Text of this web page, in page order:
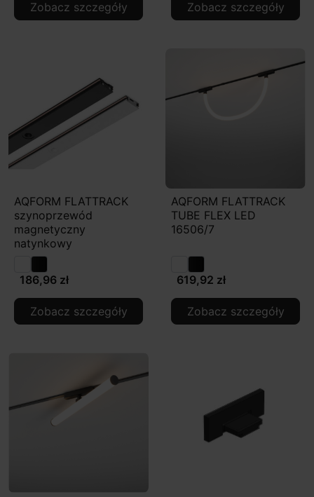
Zobacz szczegóły Zobacz szczegóły
AQFORM FLATTRACK
szynoprzewód
magnetyczny
natynkowy
186,96 zł
Zobacz szczegóły
AQFORM FLATTRACK
TUBE FLEX LED
16506/7
619,92 zł
Zobacz szczegóły